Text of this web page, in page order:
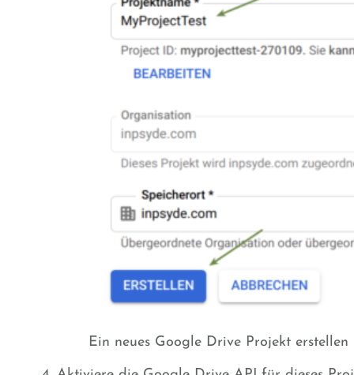
Ein neues Google Drive Projekt erstellen